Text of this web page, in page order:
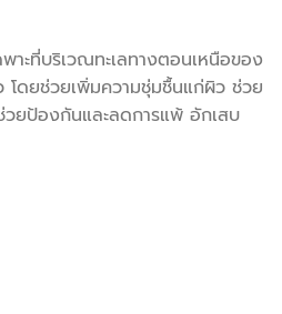
าะที่บริเวณทะเลทางตอนเหนือของ
ดยช่วยเพิ่มความชุ่มชื้นแก่ผิว ช่วย
วยป้องกันและลดการแพ้ อักเสบ